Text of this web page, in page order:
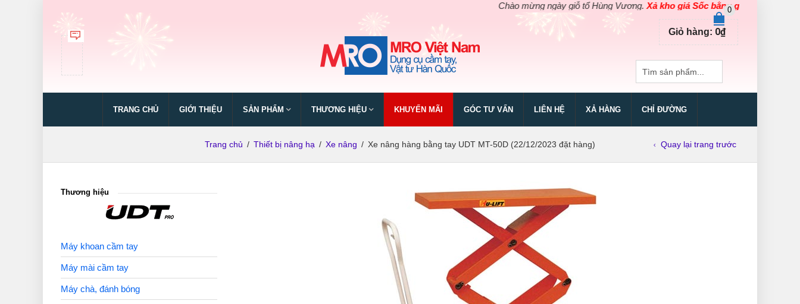
Chào mừng ngày giỗ tổ Hùng Vương.Xả kho giá Sốc bằng giá Gốc
0
Giỏ hàng: 0₫
TRANG CHỦ GIỚI THIỆU SẢN PHẨM THƯƠNG HIỆU KHUYẾN MÃI GÓC TƯ VẤN LIÊN HỆ XẢ HÀNG CHỈ ĐƯỜNG
Trang chủ / Thiết bị nâng hạ / Xe nâng / Xe nâng hàng bằng tay UDT MT-50D (22/12/2023 đặt hàng) Quay lại trang trước
Thương hiệu
Máy khoan cầm tay
Máy mài cầm tay
Máy chà, đánh bóng